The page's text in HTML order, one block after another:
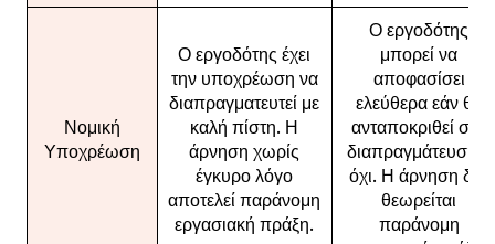
Νομική
Υποχρέωση
Ο εργοδότης έχει
την υποχρέωση να
διαπραγματευτεί με
καλή πίστη. Η
άρνηση χωρίς
έγκυρο λόγο
αποτελεί παράνομη
εργασιακή πράξη.
Ο εργοδότης
μπορεί να
αποφασίσει
ελεύθερα εάν θα
ανταποκριθεί στη
διαπραγμάτευση ή
όχι. Η άρνηση δεν
θεωρείται
παράνομη